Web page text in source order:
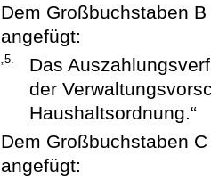
Dem Großbuchstaben
angefügt:
„5.
Das
der
Haushaltsordnung.“
Dem Großbuchstaben
angefügt: